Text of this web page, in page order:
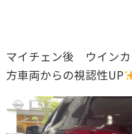
マイチェン後 ウインカ
方車両からの視認性UP